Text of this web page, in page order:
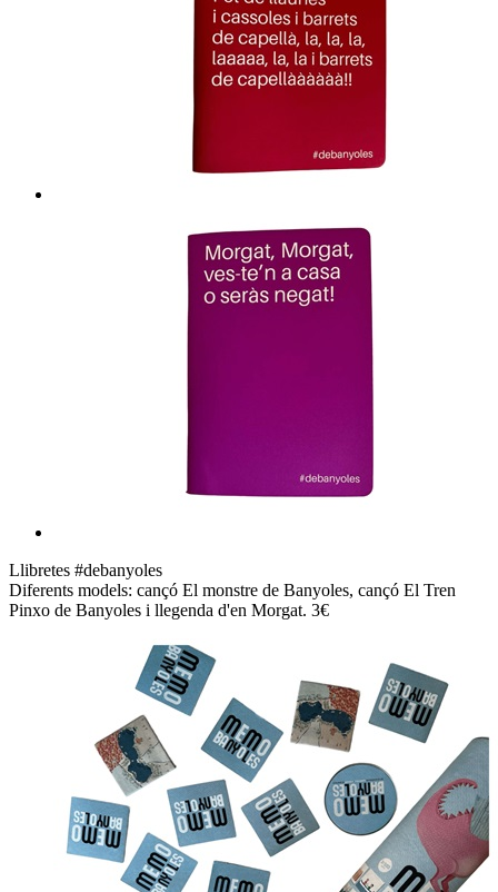
Llibretes #debanyoles
Diferents models: cançó El monstre de Banyoles, cançó El Tren
Pinxo de Banyoles i llegenda d'en Morgat. 3€